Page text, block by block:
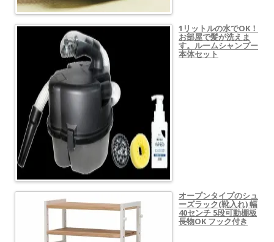
1リットルの水でOK！
お部屋で髪が洗えま
す。ルームシャンプー
本体セット
オープンタイプのシュ
ーズラック(靴入れ) 幅
40センチ 5段可動棚板
長物OK フック付き